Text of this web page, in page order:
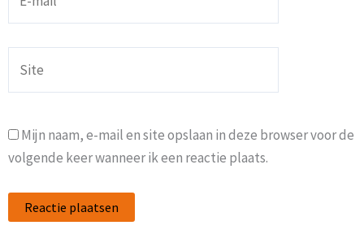
mail*
Mijn naam, e-mail en site opslaan in deze browser voor de
volgende keer wanneer ik een reactie plaats.